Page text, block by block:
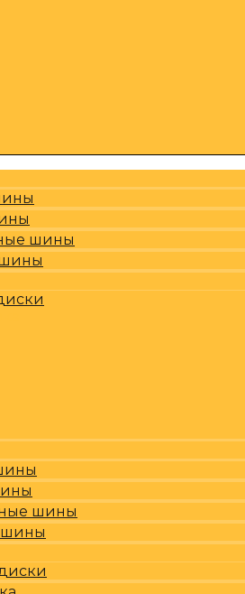
шины
шины
шины
шины